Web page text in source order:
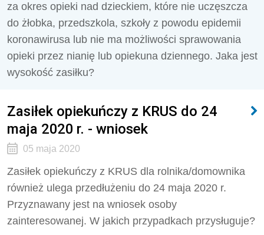
za okres opieki nad dzieckiem, które nie uczęszcza
do żłobka, przedszkola, szkoły z powodu epidemii
koronawirusa lub nie ma możliwości sprawowania
opieki przez nianię lub opiekuna dziennego. Jaka jest
wysokość zasiłku?
Zasiłek opiekuńczy z KRUS do 24
maja 2020 r. - wniosek
05 maja 2020
Zasiłek opiekuńczy z KRUS dla rolnika/domownika
również ulega przedłużeniu do 24 maja 2020 r.
Przyznawany jest na wniosek osoby
zainteresowanej. W jakich przypadkach przysługuje?